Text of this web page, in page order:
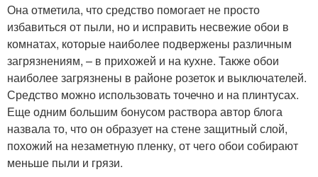
Она отметила, что средство помогает не просто
избавиться от пыли, но и исправить несвежие обои в
комнатах, которые наиболее подвержены различным
загрязнениям, – в прихожей и на кухне. Также обои
наиболее загрязнены в районе розеток и выключателей.
Средство можно использовать точечно и на плинтусах.
Еще одним большим бонусом раствора автор блога
назвала то, что он образует на стене защитный слой,
похожий на незаметную пленку, от чего обои собирают
меньше пыли и грязи.